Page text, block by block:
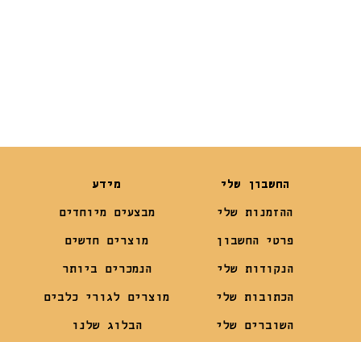
החשבון שלי
ההזמנות שלי
פרטי החשבון
הנקודות שלי
הכתובות שלי
השוברים שלי
מידע
מבצעים מיוחדים
מוצרים חדשים
הנמכרים ביותר
מוצרים לגורי כלבים
הבלוג שלנו